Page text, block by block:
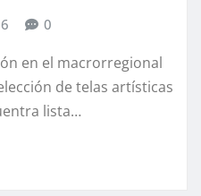
0
en el macrorregional
de telas artísticas
lista…